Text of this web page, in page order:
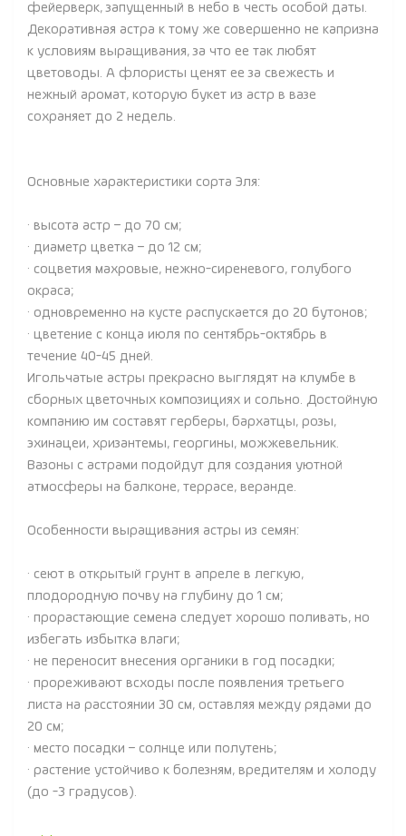
фейерверк, запущенный в небо в честь особой даты.
Декоративная астра к тому же совершенно не капризна
к условиям выращивания, за что ее так любят
цветоводы. А флористы ценят ее за свежесть и
нежный аромат, которую букет из астр в вазе
сохраняет до 2 недель.
Основные характеристики сорта Эля:
· высота астр – до 70 см;
· диаметр цветка – до 12 см;
· соцветия махровые, нежно-сиреневого, голубого
окраса;
· одновременно на кусте распускается до 20 бутонов;
· цветение с конца июля по сентябрь-октябрь в
течение 40-45 дней.
Игольчатые астры прекрасно выглядят на клумбе в
сборных цветочных композициях и сольно. Достойную
компанию им составят герберы, бархатцы, розы,
эхинацеи, хризантемы, георгины, можжевельник.
Вазоны с астрами подойдут для создания уютной
атмосферы на балконе, террасе, веранде.
Особенности выращивания астры из семян:
· сеют в открытый грунт в апреле в легкую,
плодородную почву на глубину до 1 см;
· прорастающие семена следует хорошо поливать, но
избегать избытка влаги;
· не переносит внесения органики в год посадки;
· прореживают всходы после появления третьего
листа на расстоянии 30 см, оставляя между рядами до
20 см;
· место посадки – солнце или полутень;
· растение устойчиво к болезням, вредителям и холоду
(до -3 градусов).